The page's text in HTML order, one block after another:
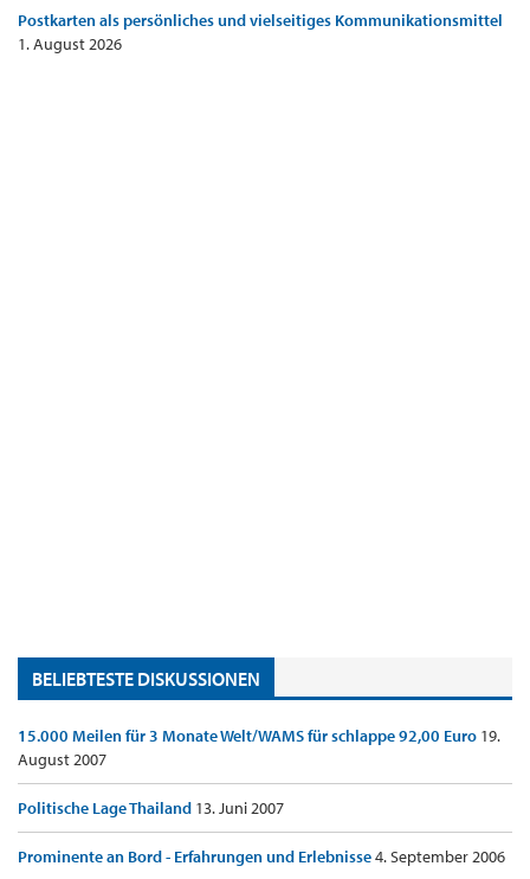
Postkarten als persönliches und vielseitiges Kommunikationsmittel
1. August 2026
BELIEBTESTE DISKUSSIONEN
15.000 Meilen für 3 Monate Welt/WAMS für schlappe 92,00 Euro 19.
August 2007
Politische Lage Thailand 13. Juni 2007
Prominente an Bord - Erfahrungen und Erlebnisse4. September 2006